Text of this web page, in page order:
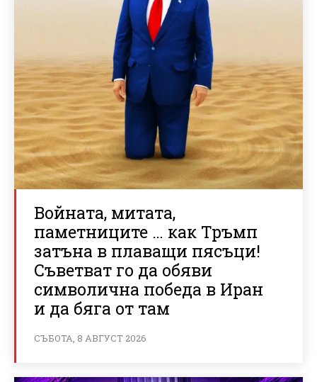
Войната, митата,
паметниците … как Тръмп
затъна в плаващи пясъци!
Съветват го да обяви
символична победа в Иран
и да бяга от там
СЪБОТА, 8 АВГУСТ 2026